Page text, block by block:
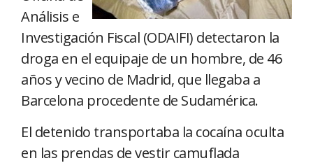
Análisis e
Investigación Fiscal (ODAIFI) detectaron la
droga en el equipaje de un hombre, de 46
años y vecino de Madrid, que llegaba a
Barcelona procedente de Sudamérica.
El detenido transportaba la cocaína oculta
en las prendas de vestir camuflada